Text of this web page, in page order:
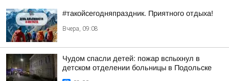
#такойсегодняпраздник. Приятного отдыха!
Вчера, 09:08
Чудом спасли детей: пожар вспыхнул в
детском отделении больницы в Подольске